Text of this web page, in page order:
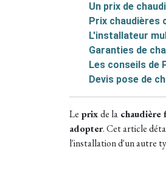
Un prix de
Prix chaudières
L'installateur
Garanties de
Les conseils de
Devis pose de
Le prixde la chaudière
adopter. Cet article
l'installation d'un autre